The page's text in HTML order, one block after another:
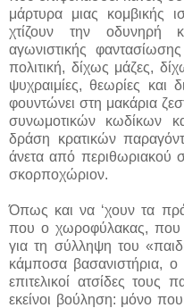
μάρτυρα μιας κομβικής
χτίζουν την οδυνηρή
αγωνιστικής
πολιτική, δίχως μάζες,
ψυχραιμίες, θεωρίες και
φουντώνει στη μακάρια
συνωμοτικών κωδίκων
δράση κρατικών
άνετα από περιθωριακού
σκορποχώριον.
Όπως και να ‘χουν τα
που ο χωροφύλακας, που
για τη σύλληψη του
κάμποσα βασανιστήρια,
επιτελικοί ατσίδες τους
εκείνοι βούληση: μόνο